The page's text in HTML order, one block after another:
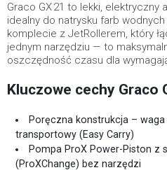
Graco GX 21 to lekki, elektryczny
idealny do natrysku farb
komplecie z JetRollerem, który
jednym narzędziu — to
oszczędność czasu dla
Kluczowe cechy Graco
Poręczna konstrukcja –
transportowy (Easy Carry)
Pompa ProX Power-Piston z
(ProXChange) bez narzędzi